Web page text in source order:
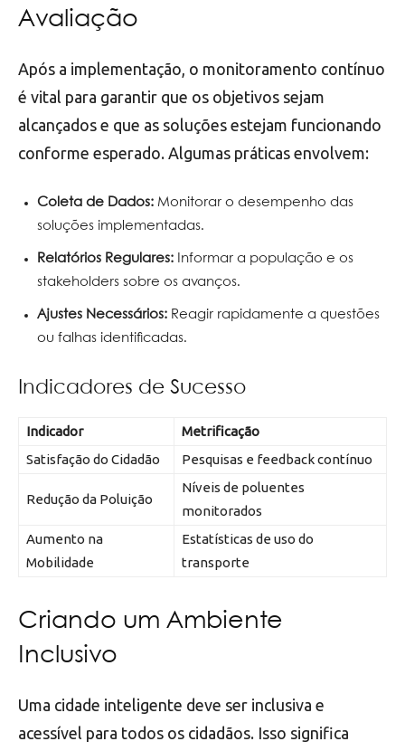
Avaliação
Após a implementação, o monitoramento contínuo
é vital para garantir que os objetivos sejam
alcançados e que as soluções estejam funcionando
conforme esperado. Algumas práticas envolvem:
Coleta de Dados: Monitorar o desempenho das
soluções implementadas.
Relatórios Regulares: Informar a população e os
stakeholders sobre os avanços.
Ajustes Necessários: Reagir rapidamente a questões
ou falhas identificadas.
Indicadores de Sucesso
Indicador
Metrificação
Satisfação do Cidadão
Pesquisas e feedback contínuo
Redução da Poluição
Níveis de poluentes
monitorados
Aumento na
Mobilidade
Estatísticas de uso do
transporte
Criando um Ambiente
Inclusivo
Uma cidade inteligente deve ser inclusiva e
acessível para todos os cidadãos. Isso significa